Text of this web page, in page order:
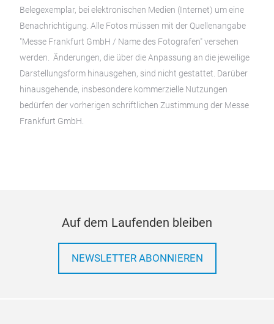
Belegexemplar, bei elektronischen Medien (Internet) um eine
Benachrichtigung. Alle Fotos müssen mit der Quellenangabe
"Messe Frankfurt GmbH / Name des Fotografen" versehen
werden. Änderungen, die über die Anpassung an die jeweilige
Darstellungsform hinausgehen, sind nicht gestattet. Darüber
hinausgehende, insbesondere kommerzielle Nutzungen
bedürfen der vorherigen schriftlichen Zustimmung der Messe
Frankfurt GmbH.
Auf dem Laufenden bleiben
NEWSLETTER ABONNIEREN